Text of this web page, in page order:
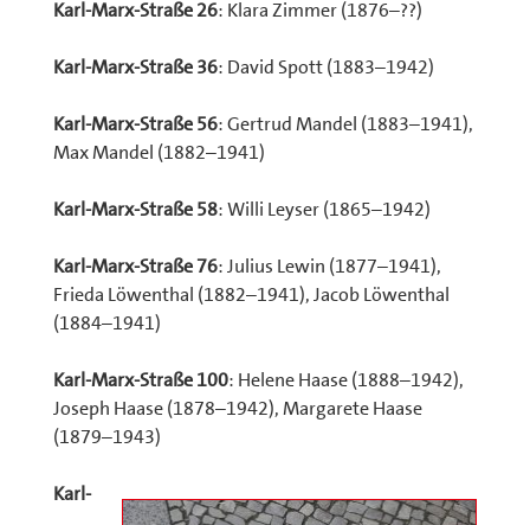
Karl-Marx-Straße 26: Klara Zimmer (1876–??)
Karl-Marx-Straße 36: David Spott (1883–1942)
Karl-Marx-Straße 56: Gertrud Mandel (1883–1941),
Max Mandel (1882–1941)
Karl-Marx-Straße 58: Willi Leyser (1865–1942)
Karl-Marx-Straße 76: Julius Lewin (1877–1941),
Frieda Löwenthal (1882–1941), Jacob Löwenthal
(1884–1941)
Karl-Marx-Straße 100: Helene Haase (1888–1942),
Joseph Haase (1878–1942), Margarete Haase
(1879–1943)
Karl-